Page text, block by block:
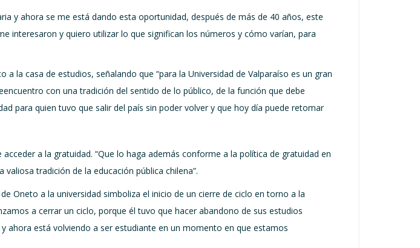
y ahora se me está dando esta oportunidad, después de más de 40 años, este
interesaron y quiero utilizar lo que significan los números y cómo varían, para
la casa de estudios, señalando que “para la Universidad de Valparaíso es un gran
con una tradición del sentido de lo público, de la función que debe
para quien tuvo que salir del país sin poder volver y que hoy día puede retomar
a la gratuidad. “Que lo haga además conforme a la política de gratuidad en
tradición de la educación pública chilena”.
Oneto a la universidad simboliza el inicio de un cierre de ciclo en torno a la
a cerrar un ciclo, porque él tuvo que hacer abandono de sus estudios
ahora está volviendo a ser estudiante en un momento en que estamos